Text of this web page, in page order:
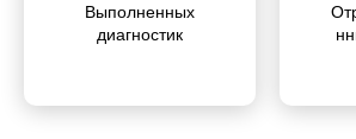
Выполне­нных
диагностик